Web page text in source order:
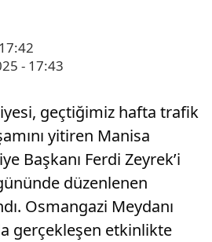
- 17:43
geçtiğimiz hafta trafik
yitiren Manisa
Başkanı Ferdi Zeyrek’i
düzenlenen
Osmangazi Meydanı
gerçekleşen etkinlikte